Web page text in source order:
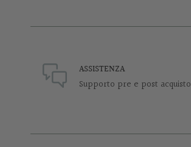
ASSISTENZA
Supporto pre e post acquisto